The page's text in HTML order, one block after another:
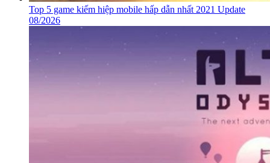
Top 5 game kiếm hiệp mobile hấp dẫn nhất 2021 Update
08/2026